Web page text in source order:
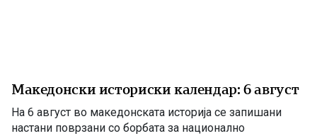
Македонски историски календар: 6 август
На 6 август во македонската историја се запишани
настани поврзани со борбата за национално